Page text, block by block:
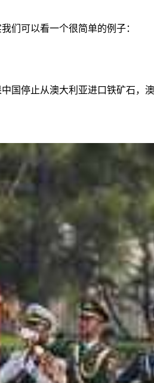
们可以看一个很简单的例子：
国停止从澳大利亚进口铁矿石，